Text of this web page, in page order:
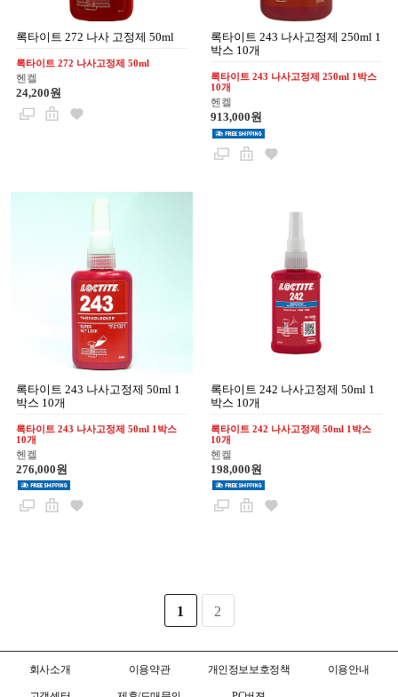
록타이트 272 나사 고정제 50ml
록타이트 272 나사고정제 50ml
헨켈
24,200원
록타이트 243 나사고정제 250ml 1
박스 10개
록타이트 243 나사고정제 250ml 1박스
10개
헨켈
913,000원
록타이트 243 나사고정제 50ml 1
박스 10개
록타이트 243 나사고정제 50ml 1박스
10개
헨켈
276,000원
록타이트 242 나사고정제 50ml 1
박스 10개
록타이트 242 나사고정제 50ml 1박스
10개
헨켈
198,000원
1 2
회사소개 이용약관 개인정보보호정책 이용안내